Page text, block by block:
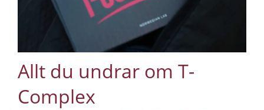
Allt du undrar om T-
Complex